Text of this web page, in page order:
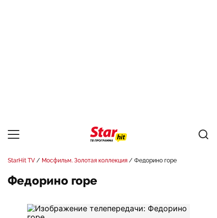
StarHit TV Мосфильм. Золотая коллекция Федорино горе
Федорино горе